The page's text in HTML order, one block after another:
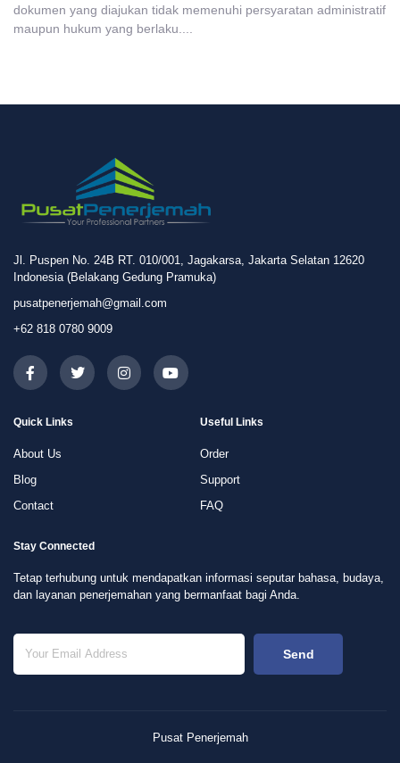
dokumen yang diajukan tidak memenuhi persyaratan administratif
maupun hukum yang berlaku....
Jl. Puspen No. 24B RT. 010/001, Jagakarsa, Jakarta Selatan 12620
Indonesia (Belakang Gedung Pramuka)
pusatpenerjemah@gmail.com
+62 818 0780 9009
Quick Links
About Us
Blog
Contact
Useful Links
Order
Support
FAQ
Stay Connected
Tetap terhubung untuk mendapatkan informasi seputar bahasa, budaya,
dan layanan penerjemahan yang bermanfaat bagi Anda.
Send
Pusat Penerjemah